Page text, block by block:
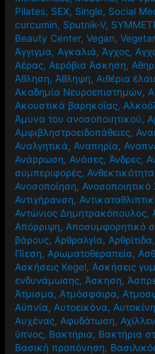
Pilates, SEX, Single, Social
curcumin, Sputnik-V,
Beauty Center,Vegan,
Άγγιγμα, Αγκαλιά, Άγχος,
Αέρας, Αερόβια Άσκηση,
Άθληση, Άθληψη, Αιθέρια
Ακαδημία Νευροεπιστημών,
Ακουστικά βαρηκοΐας,
Άμυνα του ανοσοποιητικού,
Αμφιβληστροειδοπάθειες,
Αναλγητικά, Αναπηρία,
Ανάρρωση, Ανάσες, Άνδρες,
συμπεριφορές,
Ανοσοποίηση,
Αντιγήρανση,
Αντώνιος Δημητρακόπουλος,
Απόρριψη, Αποσυμφορητικό
βάρους, Αρθραλγία, Αρθρίτιδα,
Πίεση, Αρωματοθεραπεία,
Ασκήσεις Kegel, Ασκήσεις
ενδυνάμωσης, Άσκηση,
Άτμισμα, Ατμόσφαιρα,
Αϋπνία, Αυτοεικόνα,
Αυχένας, Αφυδάτωση,
ύπνος, Βακτήρια, Βακτήρια
Βασική προπόνηση,